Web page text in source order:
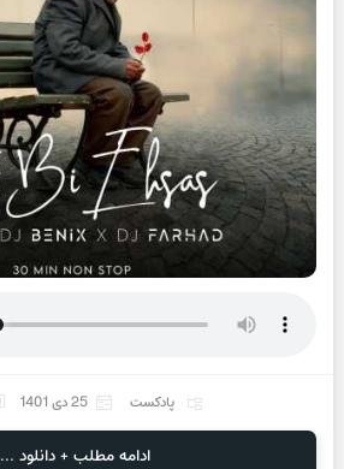
پادکست 25 دی 1401
ادامه مطلب + دانلود ...